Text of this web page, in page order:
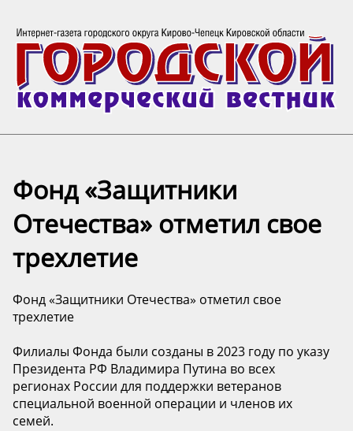
Фонд «Защитники
Отечества» отметил свое
трехлетие
Фонд «Защитники Отечества» отметил свое
трехлетие
Филиалы Фонда были созданы в 2023 году по указу
Президента РФ Владимира Путина во всех
регионах России для поддержки ветеранов
специальной военной операции и членов их
семей.